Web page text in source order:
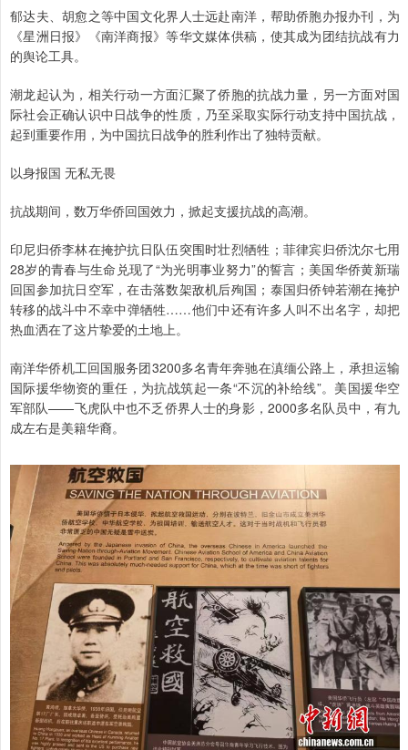
郁达夫、胡愈之等中国文化界人士远赴南洋，帮助侨胞办报办刊，为
《星洲日报》《南洋商报》等华文媒体供稿，使其成为团结抗战有力
的舆论工具。
潮龙起认为，相关行动一方面汇聚了侨胞的抗战力量，另一方面对国
际社会正确认识中日战争的性质，乃至采取实际行动支持中国抗战，
起到重要作用，为中国抗日战争的胜利作出了独特贡献。
以身报国 无私无畏
抗战期间，数万华侨回国效力，掀起支援抗战的高潮。
印尼归侨李林在掩护抗日队伍突围时壮烈牺牲；菲律宾归侨沈尔七用
28岁的青春与生命兑现了“为光明事业努力”的誓言；美国华侨黄新瑞
回国参加抗日空军，在击落数架敌机后殉国；泰国归侨钟若潮在掩护
转移的战斗中不幸中弹牺牲……他们中还有许多人叫不出名字，却把
热血洒在了这片挚爱的土地上。
南洋华侨机工回国服务团3200多名青年奔驰在滇缅公路上，承担运输
国际援华物资的重任，为抗战筑起一条“不沉的补给线”。美国援华空
军部队——飞虎队中也不乏侨界人士的身影，2000多名队员中，有九
成左右是美籍华裔。